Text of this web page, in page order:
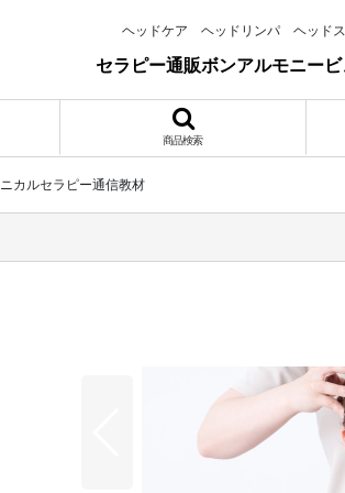
ヘッドケア ヘッドリンパ ヘッド
セラピー通販ボンアルモニー
商品検索
カルセラピー通信教材